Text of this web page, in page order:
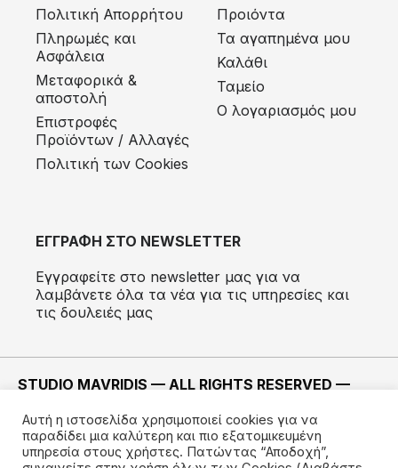
Πολιτική Απορρήτου
Πληρωμές και
Ασφάλεια
Μεταφορικά &
αποστολή
Eπιστροφές
Προϊόντων / Αλλαγές
Πολιτική των Cookies
Προιόντα
Τα αγαπημένα μου
Καλάθι
Ταμείο
Ο λογαριασμός μου
ΕΓΓΡΑΦΗ ΣΤΟ NEWSLETTER
Εγγραφείτε στο newsletter μας για να
λαμβάνετε όλα τα νέα για τις υπηρεσίες και
τις δουλειές μας
STUDIO MAVRIDIS — ALL RIGHTS RESERVED —
ΚΑΤΑΣΚΕΥΗ —IMODE
Αυτή η ιστοσελίδα χρησιμοποιεί cookies για να
παραδίδει μια καλύτερη και πιο εξατομικευμένη
υπηρεσία στους χρήστες. Πατώντας “Αποδοχή”,